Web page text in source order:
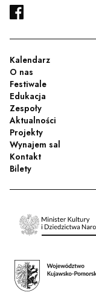
FACEBOOK
Kalendarz
O nas
Festiwale
Edukacja
Zespoły
Aktualności
Projekty
Wynajem sal
Kontakt
Bilety